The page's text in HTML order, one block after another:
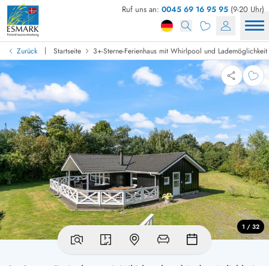
Ruf uns an: 0045 69 16 95 95 (9-20 Uhr)
Zurück | Startseite 3+-Sterne-Ferienhaus mit Whirlpool und
1 / 32